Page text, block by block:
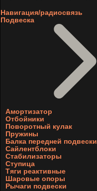
Навигация/радиосвязь
Подвеска
Амортизатор
Отбойники
Поворотный кулак
Пружины
Балка передней подвески
Сайлентблоки
Стабилизаторы
Ступица
Тяги реактивные
Шаровые опоры
Рычаги подвески